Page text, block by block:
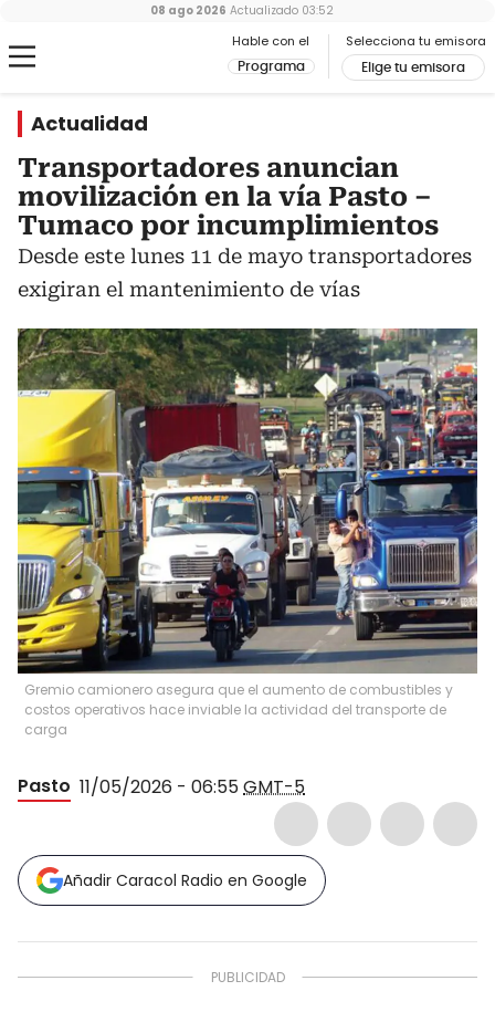
Hable con el
Programa
Selecciona tu emisora
Elige tu emisora
08 ago 2026 Actualizado 03:52
Actualidad
Transportadores anuncian
movilización en la vía Pasto –
Tumaco por incumplimientos
Desde este lunes 11 de mayo transportadores
exigiran el mantenimiento de vías
Gremio camionero asegura que el aumento de combustibles y
costos operativos hace inviable la actividad del transporte de
carga
Pasto 11/05/2026 - 06:55GMT-5
Añadir Caracol Radio en Google